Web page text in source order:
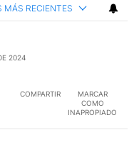
MÁS RECIENTES
2024
COMPARTIR
MARCAR
COMO
INAPROPIADO